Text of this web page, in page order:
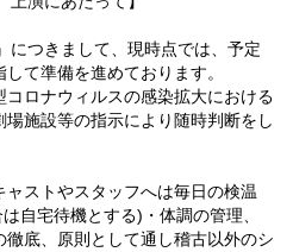
につきまして、現時点では、予定
て準備を進めております。
コロナウィルスの感染拡大における
場施設等の指示により随時判断をし
ャストやスタッフへは毎日の検温
自宅待機とする)・体調の管理、
徹底、原則として通し稽古以外のシ